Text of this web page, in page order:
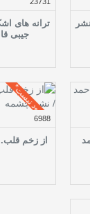
جیبی
موجود نیست*
6988
از زخم